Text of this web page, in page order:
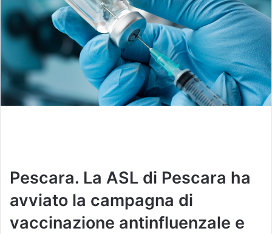
m
a
i
l
Pescara. La ASL di Pescara ha
avviato la campagna di
vaccinazione antinfluenzale e